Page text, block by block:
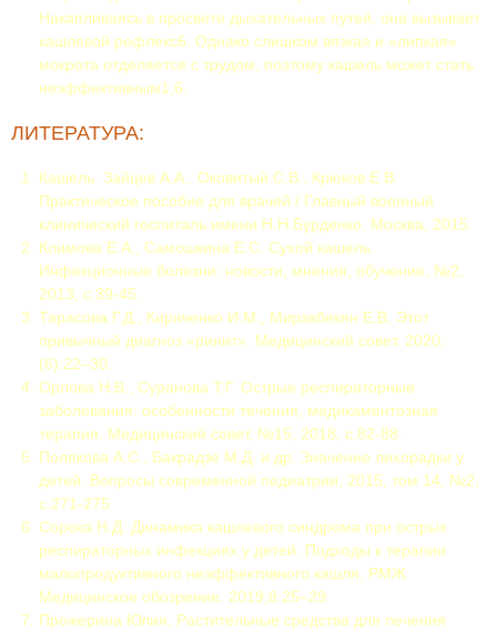
Накапливаясь в просвете дыхательных путей, она вызывает
кашлевой рефлекс6. Однако слишком вязкая и «липкая»
мокрота отделяется с трудом, поэтому кашель может стать
неэффективным1,6.
ЛИТЕРАТУРА:
Кашель. Зайцев А.А., Оковитый С.В., Крюков Е.В.
Практическое пособие для врачей / Главный военный
клинический госпиталь имени Н.Н.Бурденко. Москва, 2015.
Климова Е.А., Самошкина Е.С. Сухой кашель.
Инфекционные болезни: новости, мнения, обучение, №2,
2013, с.39-45.
Тарасова Г.Д., Кириченко И.М., Мирзабекян Е.В. Этот
привычный диагноз «ринит». Медицинский совет. 2020;
(6):22–30.
Орлова Н.В., Суранова Т.Г. Острые респираторные
заболевания: особенности течения, медикаментозная
терапия. Медицинский совет, №15, 2018, с.82-88.
Полякова А.С., Бакрадзе М.Д. и др. Значение лихорадки у
детей. Вопросы современной педиатрии, 2015, том 14, №2,
с.271-275.
Сорока Н.Д. Динамика кашлевого синдрома при острых
респираторных инфекциях у детей. Подходы к терапии
малопродуктивного неэффективного кашля. РМЖ.
Медицинское обозрение. 2019;8:25–29.
Прожерина Юлия. Растительные средства для лечения